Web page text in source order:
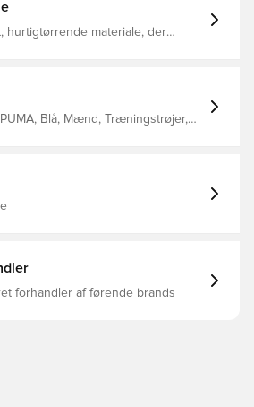
hurtigtørrende materiale, der
Blå, Mænd, Træningstrøjer,
forhandler af førende brands